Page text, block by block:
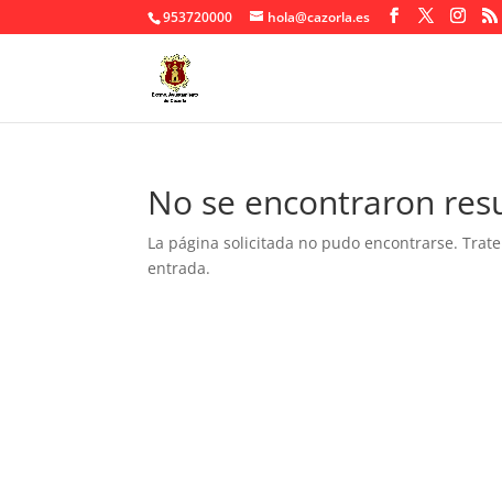
953720000 hola@cazorla.es
No se encontraron
La página solicitada no pudo encontrarse.
entrada.